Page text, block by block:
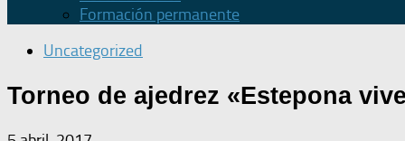
Formación permanente
Uncategorized
Torneo de ajedrez «Estepona